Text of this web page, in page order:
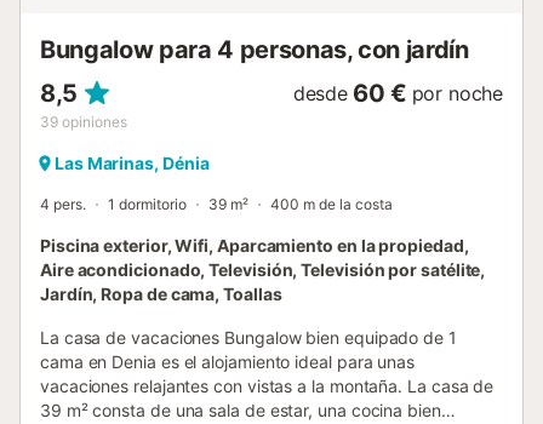
Bungalow para 4 personas, con jardín
8,5
39 opiniones
desde 60 € por noche
Las Marinas, Dénia
4 pers. 1 dormitorio 39 m² 400 m de la costa
Piscina exterior, Wifi, Aparcamiento en la propiedad,
Aire acondicionado, Televisión, Televisión por satélite,
Jardín, Ropa de cama, Toallas
La casa de vacaciones Bungalow bien equipado de 1
cama en Denia es el alojamiento ideal para unas
vacaciones relajantes con vistas a la montaña. La casa de
39 m² consta de una sala de estar, una cocina bien